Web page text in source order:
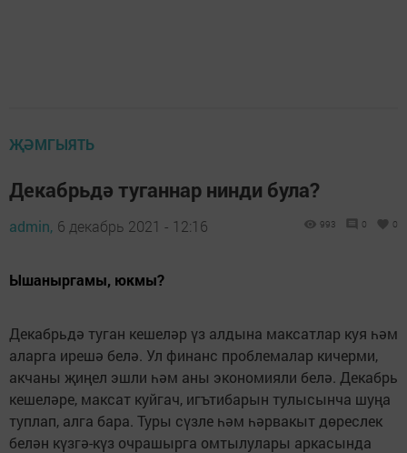
ҖӘМГЫЯТЬ
Декабрьдә туганнар нинди була?
admin, 6 декабрь 2021 - 12:16 993 0 0
Ышаныргамы, юкмы?
Декабрьдә туган кешеләр үз алдына максатлар куя һәм
аларга ирешә белә. Ул финанс проблемалар кичерми,
акчаны җиңел эшли һәм аны экономияли белә. Декабрь
кешеләре, максат куйгач, игътибарын тулысынча шуңа
туплап, алга бара. Туры сүзле һәм һәрвакыт дөреслек
белән күзгә-күз очрашырга омтылулары аркасында